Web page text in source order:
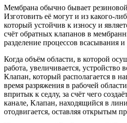
Мембрана обычно бывает
Изготовить её могут и из какого-
который устойчив к износу и
счёт обратных клапанов в
разделение процессов всасывания и
Когда объём области, в которой
работа, увеличивается, устройство
Клапан, который располагается в
время разряжения в рабочей
впритык к седлу, за счёт чего
канале, Клапан, находящийся в
отодвигается, оставляя открытым